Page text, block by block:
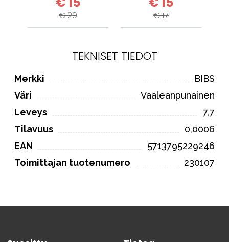
€ 29 € 17
TEKNISET TIEDOT
Merkki
BIBS
Väri
Vaaleanpunainen
Leveys
7,7
Tilavuus
0,0006
EAN
5713795229246
Toimittajan tuotenumero
230107